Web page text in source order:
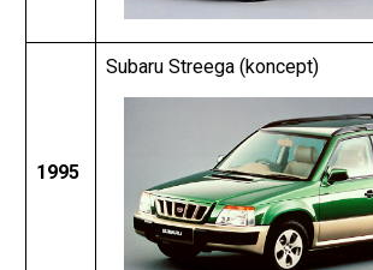
1995
Subaru Streega (koncept)